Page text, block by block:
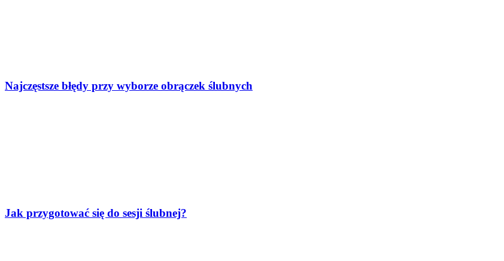
Najczęstsze błędy przy wyborze obrączek ślubnych
Jak przygotować się do sesji ślubnej?